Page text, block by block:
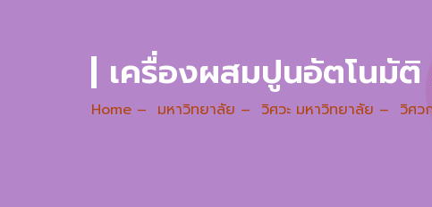
เครื่องผสมปูนอัตโนมั
Home – มหาวิทยาลัย – วิศวะ มหาวิทยาลัย – วิศว